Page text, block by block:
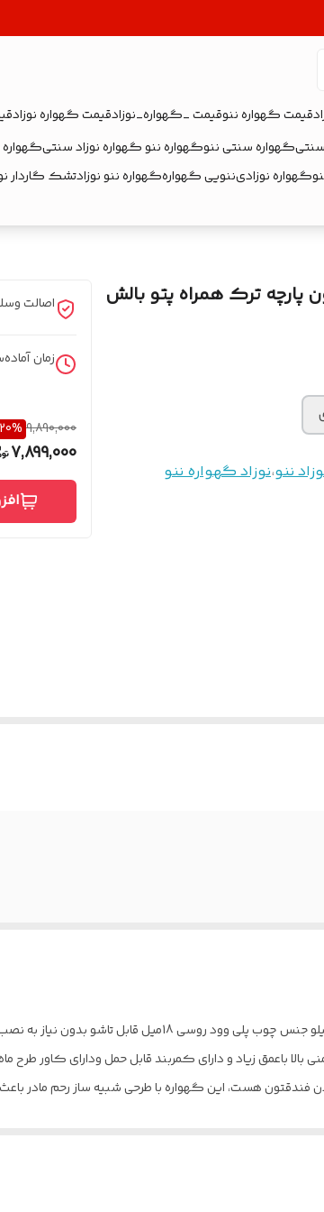
قیمت گهواره ننوقیمت _گهواره_نوزادقیمت گهواره نوزاد
گهواره سنتی ننوگهواره ننو گهواره نوزاد سنتی
گهواره نوزادیننویی گهوارهگهواره ننو نوزادتشک گاردار
ترک همراه پتو بالش
ننو،نوزاد گهواره ننو
اصالت
زمان
9,890,000
20%
7,899,000
لباس ✅ لباس شویی همراه با چوب ❌
بالا باعمق زیاد و دارای کمربند قابل حمل ودارای کاور طرح
فندقتون هست، این گهواره با طرحی شبیه ساز رحم مادر